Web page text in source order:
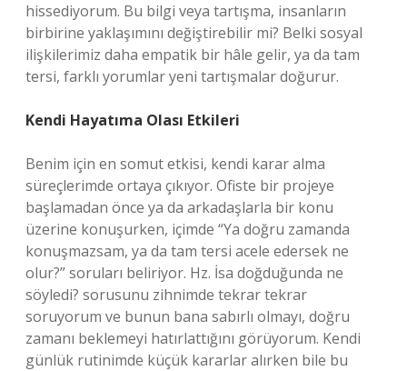
hissediyorum. Bu bilgi veya tartışma, insanların
birbirine yaklaşımını değiştirebilir mi? Belki sosyal
ilişkilerimiz daha empatik bir hâle gelir, ya da tam
tersi, farklı yorumlar yeni tartışmalar doğurur.
Kendi Hayatıma Olası Etkileri
Benim için en somut etkisi, kendi karar alma
süreçlerimde ortaya çıkıyor. Ofiste bir projeye
başlamadan önce ya da arkadaşlarla bir konu
üzerine konuşurken, içimde “Ya doğru zamanda
konuşmazsam, ya da tam tersi acele edersek ne
olur?” soruları beliriyor. Hz. İsa doğduğunda ne
söyledi? sorusunu zihnimde tekrar tekrar
soruyorum ve bunun bana sabırlı olmayı, doğru
zamanı beklemeyi hatırlattığını görüyorum. Kendi
günlük rutinimde küçük kararlar alırken bile bu